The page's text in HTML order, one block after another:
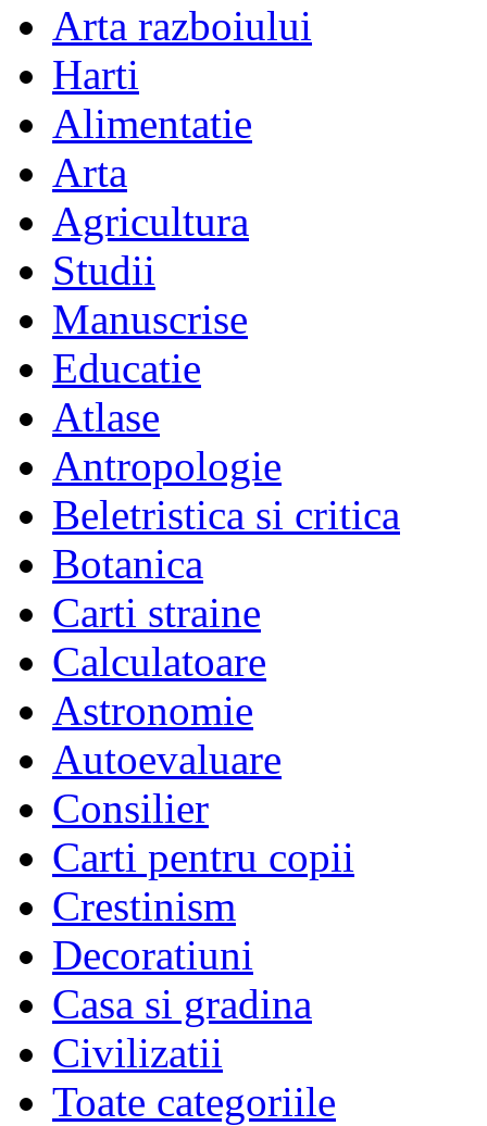
Arta razboiului
Harti
Alimentatie
Arta
Agricultura
Studii
Manuscrise
Educatie
Atlase
Antropologie
Beletristica si critica
Botanica
Carti straine
Calculatoare
Astronomie
Autoevaluare
Consilier
Carti pentru copii
Crestinism
Decoratiuni
Casa si gradina
Civilizatii
Toate categoriile